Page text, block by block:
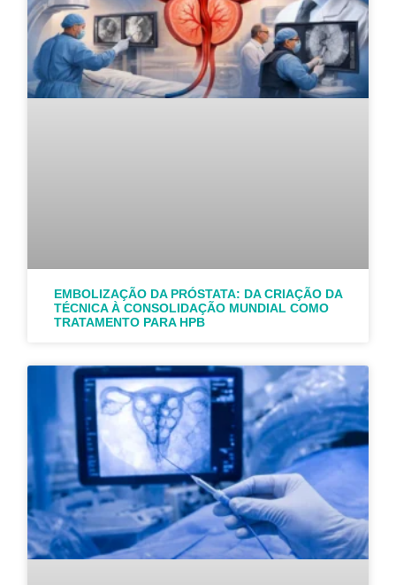
EMBOLIZAÇÃO DA PRÓSTATA: DA CRIAÇÃO DA
TÉCNICA À CONSOLIDAÇÃO MUNDIAL COMO
TRATAMENTO PARA HPB